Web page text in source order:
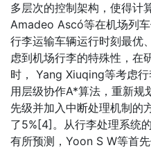
多层次的控制架构，使得计
Amadeo Ascó等在机场列
行李运输车辆运行时刻最优
虑到机场行李的特殊性，在
时， Yang Xiuqing等考虑
用层级协作A*算法，重新规
先级并加入中断处理机制的
了5%[4]。从行李处理系统
有所预测，Yoon S W等首